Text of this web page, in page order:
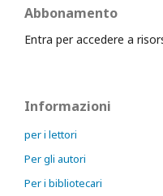
Abbonamento
Entra per accedere a
Informazioni
per i lettori
Per gli autori
Per i bibliotecari